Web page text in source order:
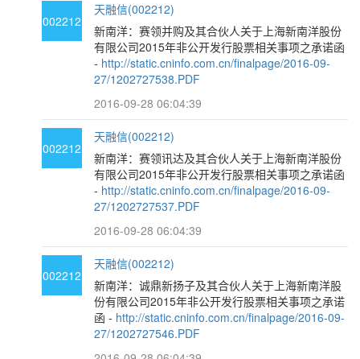
002212
天融信(002212)
新南洋：赛领并购及其合伙人关于上海新南洋股份
有限公司2015年非公开发行股票相关事项之承诺函
- http://static.cninfo.com.cn/finalpage/2016-09-
27/1202727538.PDF
2016-09-28 06:04:39
002212
天融信(002212)
新南洋：赛领讯达及其合伙人关于上海新南洋股份
有限公司2015年非公开发行股票相关事项之承诺函
- http://static.cninfo.com.cn/finalpage/2016-09-
27/1202727537.PDF
2016-09-28 06:04:39
002212
天融信(002212)
新南洋：诚鼎新扬子及其合伙人关于上海新南洋股
份有限公司2015年非公开发行股票相关事项之承诺
函 - http://static.cninfo.com.cn/finalpage/2016-09-
27/1202727546.PDF